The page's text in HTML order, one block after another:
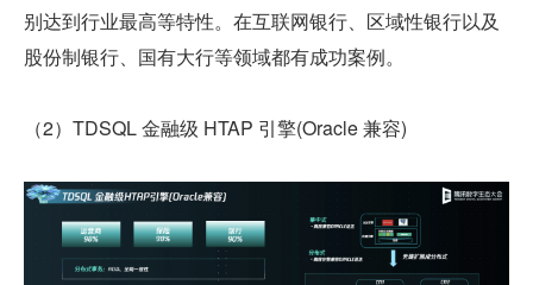
别达到行业最高等特性。在互联网银行、区域性银行以及
股份制银行、国有大行等领域都有成功案例。
（2）TDSQL 金融级 HTAP 引擎(Oracle 兼容)